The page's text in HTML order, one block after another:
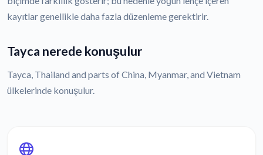
kayıtlar genellikle daha fazla düzenleme gerektirir.
Tayca nerede konuşulur
Tayca, Thailand and parts of China, Myanmar, and Vietnam
ülkelerinde konuşulur.